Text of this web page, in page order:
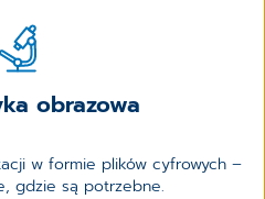
obrazowa
w formie plików cyfrowych –
gdzie są potrzebne.